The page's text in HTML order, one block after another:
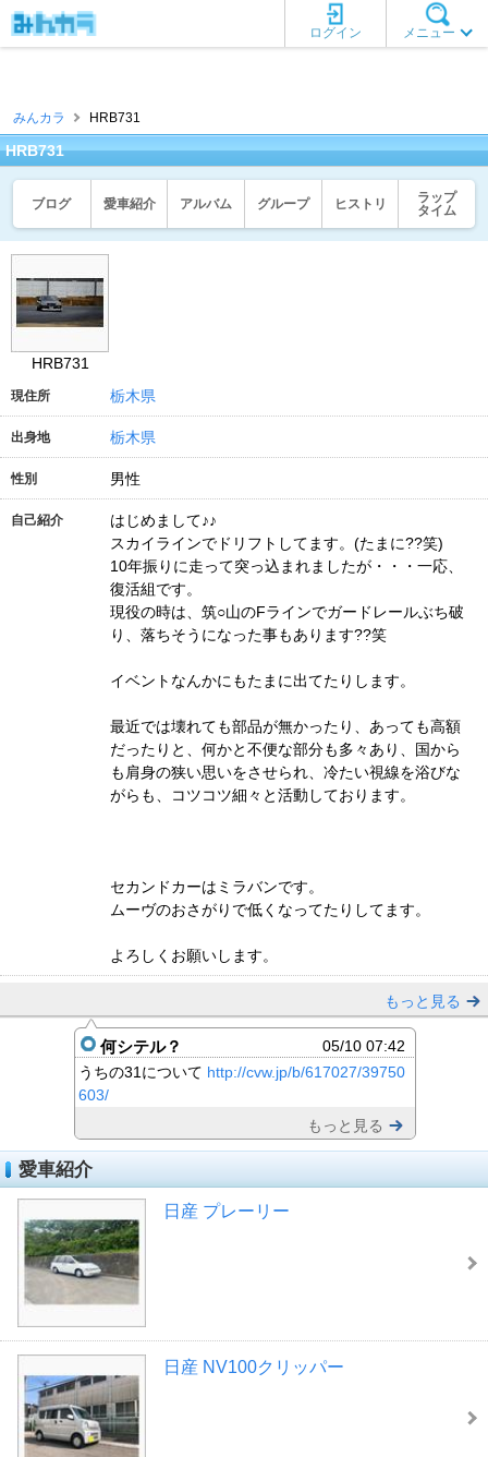
メニュー
ログイン
みんカラ HRB731
HRB731
ブログ 愛車紹介 アルバム グループ ヒストリ
ラップ
タイム
HRB731
現住所 栃木県
出身地 栃木県
性別 男性
自己紹介
はじめまして♪♪
スカイラインでドリフトしてます。(たまに??笑)
10年振りに走って突っ込まれましたが・・・一応、
復活組です。
現役の時は、筑○山のFラインでガードレールぶち破
り、落ちそうになった事もあります??笑
イベントなんかにもたまに出てたりします。
最近では壊れても部品が無かったり、あっても高額
だったりと、何かと不便な部分も多々あり、国から
も肩身の狭い思いをさせられ、冷たい視線を浴びな
がらも、コツコツ細々と活動しております。
セカンドカーはミラバンです。
ムーヴのおさがりで低くなってたりしてます。
よろしくお願いします。
もっと見る
何シテル？
05/10 07:42
うちの31について http://cvw.jp/b/617027/39750
603/
もっと見る
愛車紹介
日産 プレーリー
日産 NV100クリッパー